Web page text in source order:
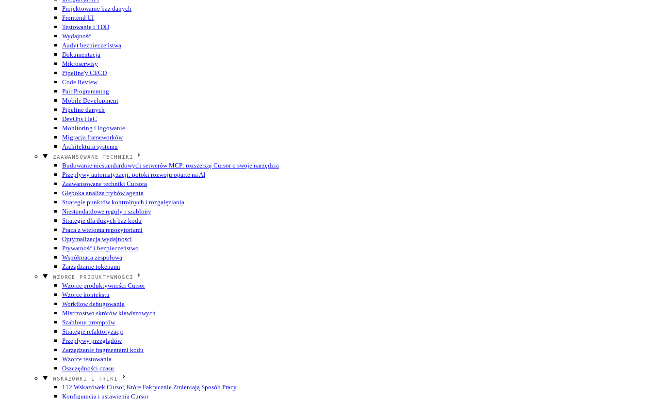
Projektowanie baz danych
Frontend UI
Testowanie i TDD
Wydajność
Audyt bezpieczeństwa
Dokumentacja
Mikroserwisy
Pipeline'y CI/CD
Code Review
Pair Programming
Mobile Development
Pipeline danych
DevOps i IaC
Monitoring i logowanie
Migracja frameworków
Architektura systemu
ZAAWANSOWANE TECHNIKI
Budowanie niestandardowych serwerów MCP: rozszerzaj Cursor o swoje narzędzia
Przepływy automatyzacji: potoki rozwoju oparte na AI
Zaawansowane techniki Cursora
Głęboka analiza trybów agenta
Strategie punktów kontrolnych i rozgałęziania
Niestandardowe reguły i szablony
Strategie dla dużych baz kodu
Praca z wieloma repozytoriami
Optymalizacja wydajności
Prywatność i bezpieczeństwo
Współpraca zespołowa
Zarządzanie tokenami
WZORCE PRODUKTYWNOŚCI
Wzorce produktywności Cursor
Wzorce kontekstu
Workflow debugowania
Mistrzostwo skrótów klawiszowych
Szablony promptów
Strategie refaktoryzacji
Przepływy przeglądów
Zarządzanie fragmentami kodu
Wzorce testowania
Oszczędności czasu
WSKAZÓWKI I TRIKI
112 Wskazówek Cursor, Które Faktycznie Zmieniają Sposób Pracy
Konfiguracja i ustawienia Cursor